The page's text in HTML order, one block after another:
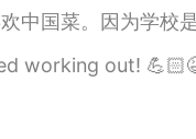
一次去这个地方，我
提高自己的中文水平。我的男朋友也做很棒的中国菜。 我明年要见他的家人，所以我至少需要提高我的普通
Even though it's past midnight I gotta work